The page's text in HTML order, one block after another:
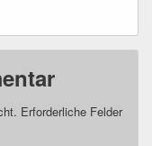
Erforderliche Felder